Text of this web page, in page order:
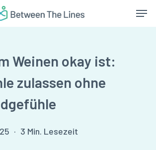
Menu
Weinen okay ist:
zulassen ohne
3 Min. Lesezeit